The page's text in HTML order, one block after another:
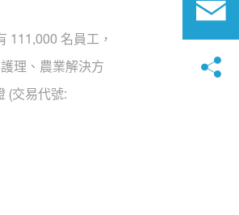
名員工，
理、農業解決方
(交易代號: